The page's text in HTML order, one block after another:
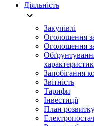
Діяльність
Закупівлі
Оголошення
Оголошення
характеристик
Запобігання
Звітність
Тарифи
Інвестиції
План розвитку